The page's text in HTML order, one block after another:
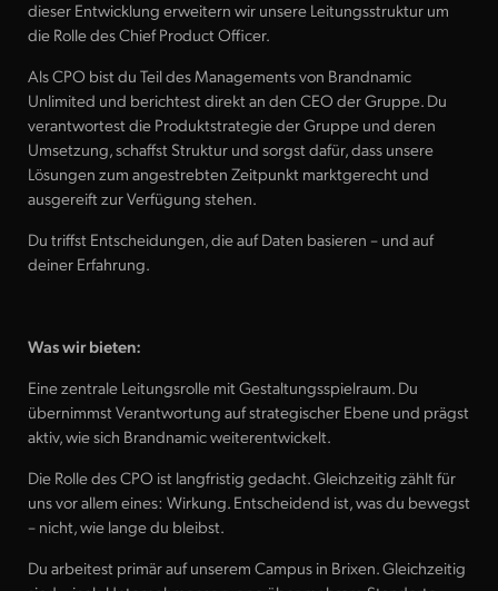
Sales & Consulting
Details anzeigen Bewerben
Tracking Manager
dieser Entwicklung erweitern wir unsere Leitungsstruktur um
die Rolle des Chief Product Officer.
Als CPO bist du Teil des Managements von Brandnamic
Unlimited und berichtest direkt an den CEO der Gruppe. Du
verantwortest die Produktstrategie der Gruppe und deren
Umsetzung, schaffst Struktur und sorgst dafür, dass unsere
Lösungen zum angestrebten Zeitpunkt marktgerecht und
ausgereift zur Verfügung stehen.
Du triffst Entscheidungen, die auf Daten basieren – und auf
deiner Erfahrung.
Was wir bieten:
Eine zentrale Leitungsrolle mit Gestaltungsspielraum. Du
übernimmst Verantwortung auf strategischer Ebene und prägst
aktiv, wie sich Brandnamic weiterentwickelt.
Die Rolle des CPO ist langfristig gedacht. Gleichzeitig zählt für
uns vor allem eines: Wirkung. Entscheidend ist, was du bewegst
– nicht, wie lange du bleibst.
Du arbeitest primär auf unserem Campus in Brixen. Gleichzeitig